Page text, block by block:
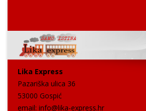
Lika Express
Pazariška ulica 36
53000 Gospić
email: info@lika-express.hr